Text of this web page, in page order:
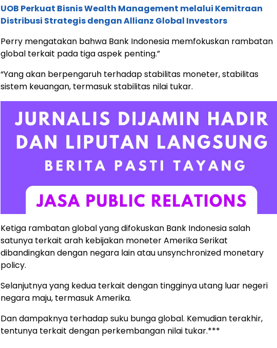
UOB Perkuat Bisnis Wealth Management melalui Kemitraan
Distribusi Strategis dengan Allianz Global Investors
Perry mengatakan bahwa Bank Indonesia memfokuskan rambatan
global terkait pada tiga aspek penting.”
“Yang akan berpengaruh terhadap stabilitas moneter, stabilitas
sistem keuangan, termasuk stabilitas nilai tukar.
Ketiga rambatan global yang difokuskan Bank Indonesia salah
satunya terkait arah kebijakan moneter Amerika Serikat
dibandingkan dengan negara lain atau unsynchronized monetary
policy.
Selanjutnya yang kedua terkait dengan tingginya utang luar negeri
negara maju, termasuk Amerika.
Dan dampaknya terhadap suku bunga global. Kemudian terakhir,
tentunya terkait dengan perkembangan nilai tukar.***